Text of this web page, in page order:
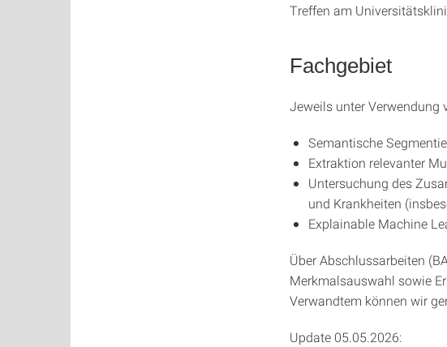
Treffen am
Fachgebiet
Jeweils unter Verwendung
Semantische
Extraktion relevanter
Untersuchung des
und Krankheiten
Explainable Machine
Über Abschlussarbeiten
Merkmalsauswahl sowie
Verwandtem können wir
Update 05.05.2026: